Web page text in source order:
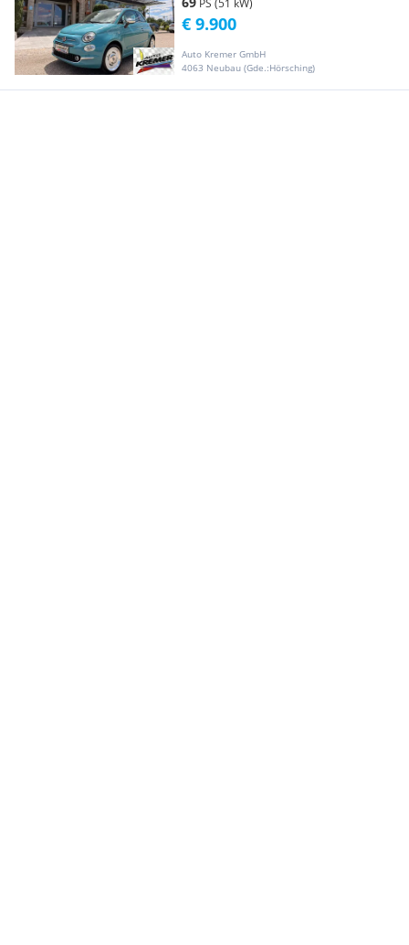
PS (51 kW)
Auto Kremer GmbH
4063 Neubau (Gde.:Hörsching)
€ 9.900